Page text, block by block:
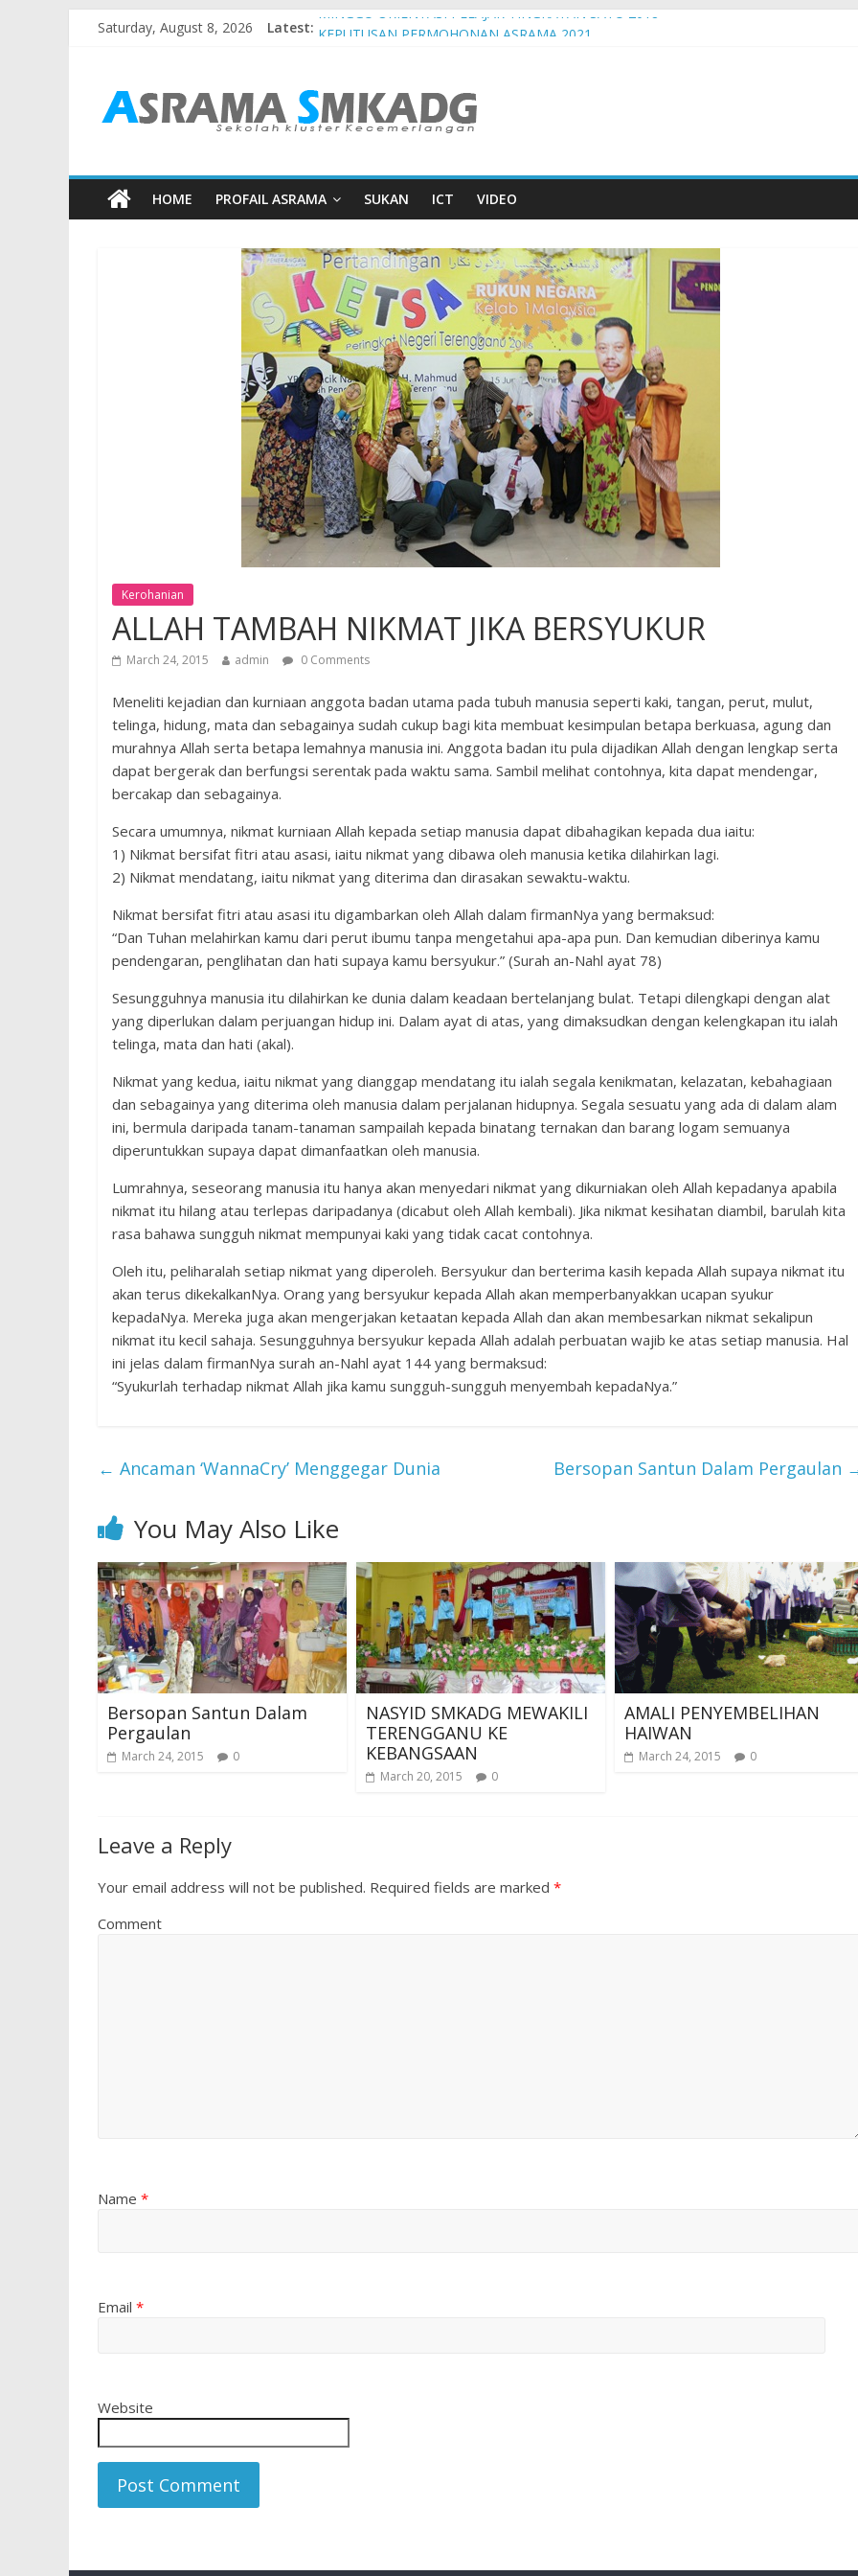
Saturday, August 8, 2026 Latest: MINGGU ORIENTASI PELAJAR TINGKATAN SATU 2018
JADUAL WARDEN OGOS 2018
JADUAL WARDEN JULAI 2018
HOME PROFAIL ASRAMA SUKAN ICT VIDEO
Kerohanian
ALLAH TAMBAH NIKMAT JIKA BERSYUKUR
March 24, 2015 admin 0 Comments
Meneliti kejadian dan kurniaan anggota badan utama pada tubuh manusia seperti kaki, tangan, perut, mulut,
telinga, hidung, mata dan sebagainya sudah cukup bagi kita membuat kesimpulan betapa berkuasa, agung dan
murahnya Allah serta betapa lemahnya manusia ini. Anggota badan itu pula dijadikan Allah dengan lengkap serta
dapat bergerak dan berfungsi serentak pada waktu sama. Sambil melihat contohnya, kita dapat mendengar,
bercakap dan sebagainya.
Secara umumnya, nikmat kurniaan Allah kepada setiap manusia dapat dibahagikan kepada dua iaitu:
1) Nikmat bersifat fitri atau asasi, iaitu nikmat yang dibawa oleh manusia ketika dilahirkan lagi.
2) Nikmat mendatang, iaitu nikmat yang diterima dan dirasakan sewaktu-waktu.
Nikmat bersifat fitri atau asasi itu digambarkan oleh Allah dalam firmanNya yang bermaksud:
“Dan Tuhan melahirkan kamu dari perut ibumu tanpa mengetahui apa-apa pun. Dan kemudian diberinya kamu
pendengaran, penglihatan dan hati supaya kamu bersyukur.” (Surah an-Nahl ayat 78)
Sesungguhnya manusia itu dilahirkan ke dunia dalam keadaan bertelanjang bulat. Tetapi dilengkapi dengan alat
yang diperlukan dalam perjuangan hidup ini. Dalam ayat di atas, yang dimaksudkan dengan kelengkapan itu ialah
telinga, mata dan hati (akal).
Nikmat yang kedua, iaitu nikmat yang dianggap mendatang itu ialah segala kenikmatan, kelazatan, kebahagiaan
dan sebagainya yang diterima oleh manusia dalam perjalanan hidupnya. Segala sesuatu yang ada di dalam alam
ini, bermula daripada tanam-tanaman sampailah kepada binatang ternakan dan barang logam semuanya
diperuntukkan supaya dapat dimanfaatkan oleh manusia.
Lumrahnya, seseorang manusia itu hanya akan menyedari nikmat yang dikurniakan oleh Allah kepadanya apabila
nikmat itu hilang atau terlepas daripadanya (dicabut oleh Allah kembali). Jika nikmat kesihatan diambil, barulah kita
rasa bahawa sungguh nikmat mempunyai kaki yang tidak cacat contohnya.
Oleh itu, peliharalah setiap nikmat yang diperoleh. Bersyukur dan berterima kasih kepada Allah supaya nikmat itu
akan terus dikekalkanNya. Orang yang bersyukur kepada Allah akan memperbanyakkan ucapan syukur
kepadaNya. Mereka juga akan mengerjakan ketaatan kepada Allah dan akan membesarkan nikmat sekalipun
nikmat itu kecil sahaja. Sesungguhnya bersyukur kepada Allah adalah perbuatan wajib ke atas setiap manusia. Hal
ini jelas dalam firmanNya surah an-Nahl ayat 144 yang bermaksud:
“Syukurlah terhadap nikmat Allah jika kamu sungguh-sungguh menyembah kepadaNya.”
← Ancaman ‘WannaCry’ Menggegar Dunia Bersopan Santun Dalam Pergaulan
You May Also Like
Bersopan Santun Dalam
Pergaulan
March 24, 2015 0
NASYID SMKADG MEWAKILI
TERENGGANU KE
KEBANGSAAN
March 20, 2015 0
AMALI PENYEMBELIHAN
HAIWAN
March 24, 2015 0
Leave a Reply
Your email address will not be published. Required fields are marked *
Comment
Name *
Email *
Website